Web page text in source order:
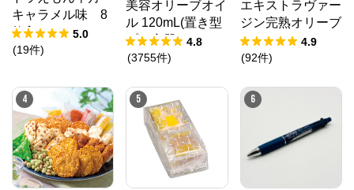
キャラメル味 8
枚入
5.0
(19件)
美容オリーブオイ
ル 120mL(置き型
プラ容器) 4.8
(3755件)
エキストラヴァー
ジン完熟オリーブ
オイル 450g4.9
(92件)
4 5 6